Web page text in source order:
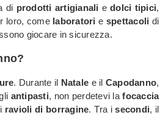
di prodotti artigianali edolci tipici,
loro, come laboratori e spettacoli di
giocare in sicurezza.
. Durante il Natale e il Capodanno,
antipasti, non perdetevi lafocaccia
ravioli di borragine. Tra isecondi, il